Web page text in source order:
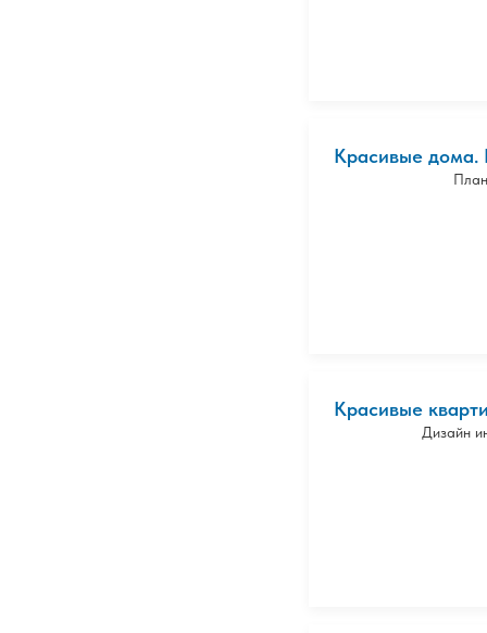
Красивые дома.
Красивые
Дизайн